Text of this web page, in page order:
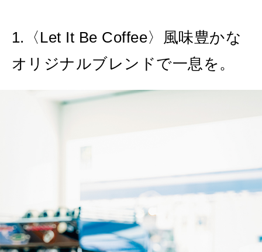
2026年9月号「北海道 おいしく遊ぶ、夏のご褒美旅。」
2026年8月号『お茶の時間です。』
2026年7月号「鎌倉 ローカルが 教えてくれた 本当の歩き方。」
2026年4月号「未来をつくる、学びの教科書。」
2026年3月号「スイーツ予想図 2026」
2026年2月号「良運を掴む 新・開運術。」
MAGAZINE
1.〈Let It Be Coffee〉風味豊かな
オリジナルブレンドで一息を。